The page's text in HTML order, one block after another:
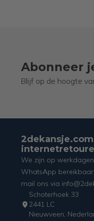
Abonneer
Blijf op de hoogte
We zijn op
WhatsApp
mail ons via
Schoterhoek 33
2441 LC
Nieuwveen,